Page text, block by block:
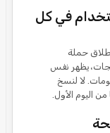
في كل
حملة
يظهر نفس
لا لنسخ
اليوم الأول.